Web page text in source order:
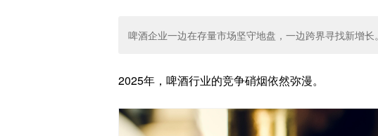
啤酒企业一边在存量市场坚守地盘，一边跨界寻找新增长。
2025年，啤酒行业的竞争硝烟依然弥漫。